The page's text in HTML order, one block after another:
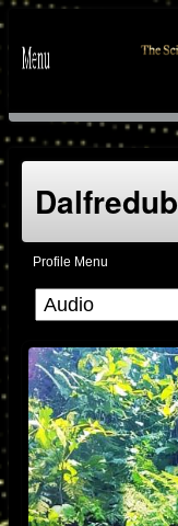
Dalfredub
Profile Menu